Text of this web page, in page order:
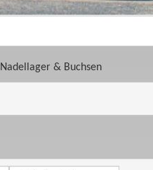
Nadellager & Buchsen